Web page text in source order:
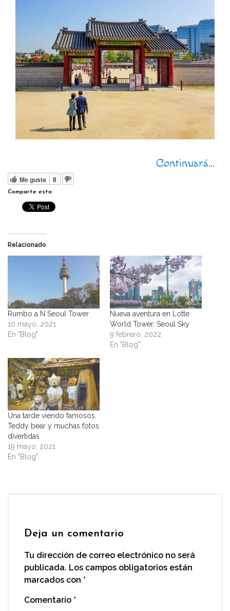
Continuará…
Me gusta 8
Comparte esto:
Relacionado
Rumbo a N Seoul Tower
10 mayo, 2021
En "Blog"
Nueva aventura en Lotte
World Tower, Seoul Sky
9 febrero, 2022
En "Blog"
Una tarde viendo famosos,
Teddy bear y muchas fotos
divertidas
19 mayo, 2021
En "Blog"
Deja un comentario
Tu dirección de correo electrónico no será
publicada. Los campos obligatorios están
marcados con *
Comentario *